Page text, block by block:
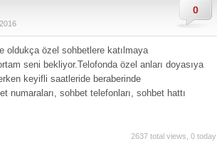
0
oldukça özel sohbetlere katılmaya
seni bekliyor.Telofonda özel anları doyasıya
keyifli saatleride beraberinde
sohbet telefonları, sohbet hattı
2637 total views, 0 today